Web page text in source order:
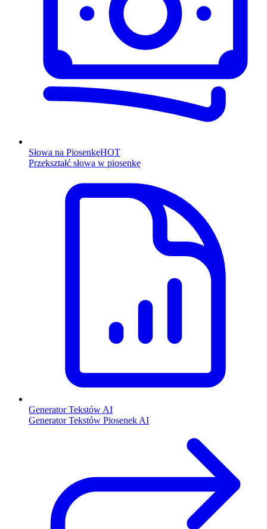
Słowa na PiosenkęHOT
Przekształć słowa w piosenkę
Generator Tekstów AI
Generator Tekstów Piosenek AI